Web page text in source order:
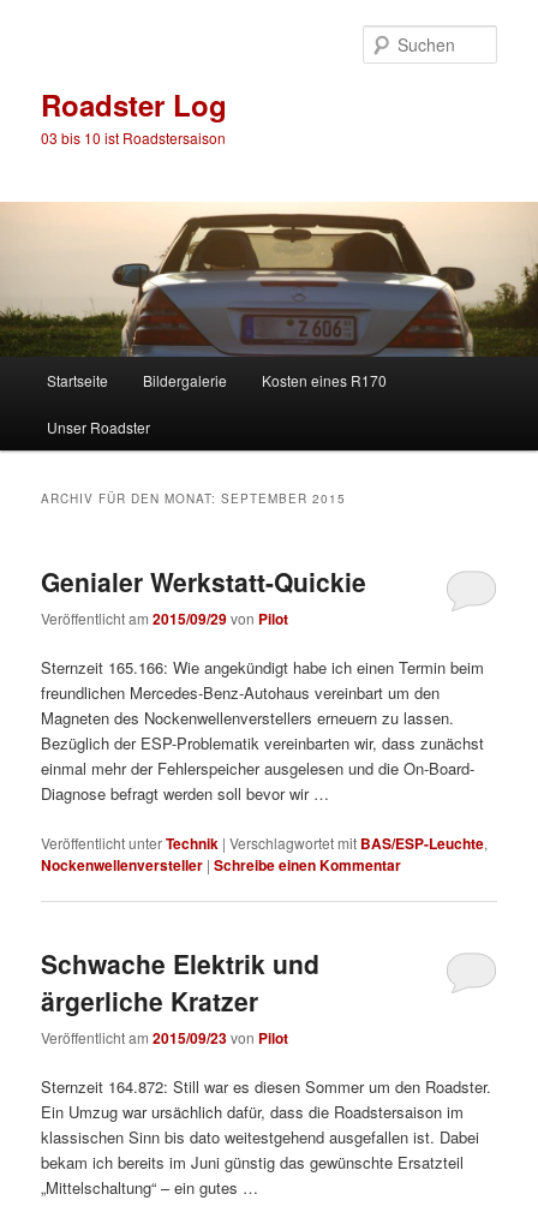
Roadster Log
03 bis 10 ist Roadstersaison
Zum
Inhalt
wechseln
Zum
sekundären
Startseite Bildergalerie Kosten eines R170
Unser Roadster
ARCHIV FÜR DEN MONAT:SEPTEMBER 2015
Genialer Werkstatt-Quickie
Veröffentlicht am2015/09/29von Pilot
Sternzeit 165.166: Wie angekündigt habe ich einen Termin beim
freundlichen Mercedes-Benz-Autohaus vereinbart um den
Magneten des Nockenwellenverstellers erneuern zu lassen.
Bezüglich der ESP-Problematik vereinbarten wir, dass zunächst
einmal mehr der Fehlerspeicher ausgelesen und die On-Board-
Diagnose befragt werden soll bevor wir …
Veröffentlicht unterTechnik |Verschlagwortet mit BAS/ESP-Leuchte,
Nockenwellenversteller |Schreibe einen Kommentar
Schwache Elektrik und
ärgerliche Kratzer
Veröffentlicht am2015/09/23von Pilot
Sternzeit 164.872: Still war es diesen Sommer um den Roadster.
Ein Umzug war ursächlich dafür, dass die Roadstersaison im
klassischen Sinn bis dato weitestgehend ausgefallen ist. Dabei
bekam ich bereits im Juni günstig das gewünschte Ersatzteil
„Mittelschaltung“ – ein gutes …